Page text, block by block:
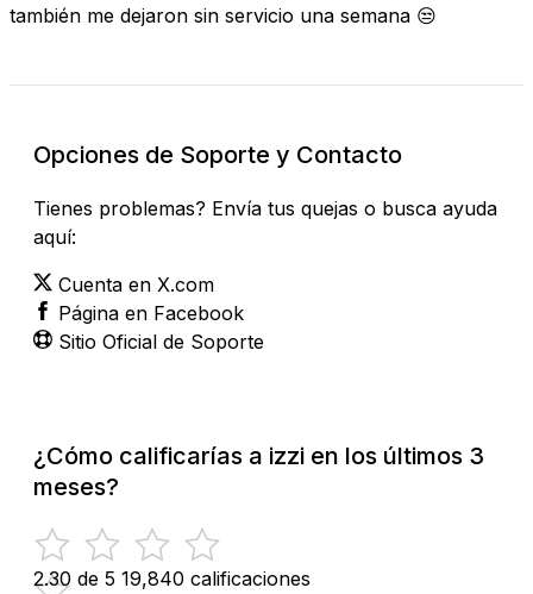
también me dejaron sin servicio una semana 😒
Opciones de Soporte y Contacto
Tienes problemas? Envía tus quejas o busca ayuda
aquí:
Cuenta en X.com
Página en Facebook
Sitio Oficial de Soporte
¿Cómo calificarías a izzi en los últimos 3
meses?
2.30 de 5 19,840 calificaciones